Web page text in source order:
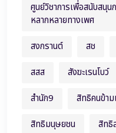
ศูนย์วิชาการเพื่อสนับสนุ
หลากหลายทางเพศ
สงกรานต์
สช
สสส
สังฆะเรนโบว์
สำนัก9
สิทธิคนข้า
สิทธิมนุษยชน
สิทธิ